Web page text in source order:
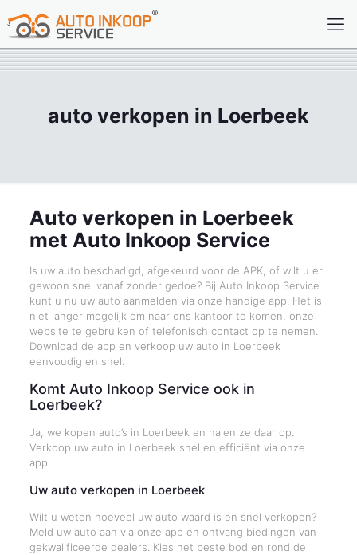
auto verkopen in Loerbeek
Auto verkopen in Loerbeek
met Auto Inkoop Service
Is uw auto beschadigd, afgekeurd voor de APK, of wilt u er
gewoon snel vanaf zonder gedoe? Bij Auto Inkoop Service
kunt u nu uw auto aanmelden via onze handige app. Het is
niet langer mogelijk om naar ons kantoor te komen, onze
website te gebruiken of telefonisch contact op te nemen.
Download de app en verkoop uw auto in Loerbeek
eenvoudig en snel.
Komt Auto Inkoop Service ook in
Loerbeek?
Ja, we kopen auto’s in Loerbeek en halen ze daar op.
Verkoop uw auto in Loerbeek snel en efficiënt via onze
app.
Uw auto verkopen in Loerbeek
Wilt u weten hoeveel uw auto waard is en snel verkopen?
Meld uw auto aan via onze app en ontvang biedingen van
gekwalificeerde dealers. Kies het beste bod en rond de